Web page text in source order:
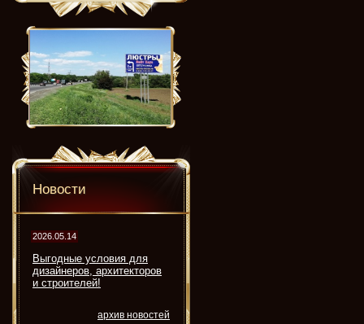
Новости
2026.05.14
Выгодные условия для
дизайнеров, архитекторов
и строителей!
архив новостей